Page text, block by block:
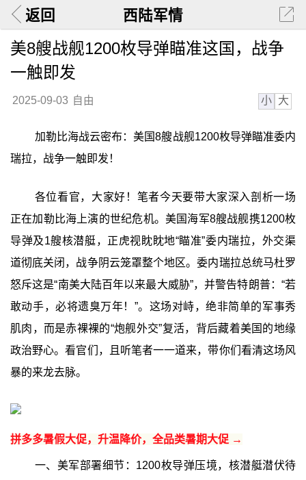
返回 西陆军情
美8艘战舰1200枚导弹瞄准这国，战争
一触即发
2025-09-03 自由 小 大
加勒比海战云密布：美国8艘战舰1200枚导弹瞄准委内
瑞拉，战争一触即发！
各位看官，大家好！笔者今天要带大家深入剖析一场
正在加勒比海上演的世纪危机。美国海军8艘战舰携1200枚
导弹及1艘核潜艇，正虎视眈眈地“瞄准”委内瑞拉，外交渠
道彻底关闭，战争阴云笼罩整个地区。委内瑞拉总统马杜罗
怒斥这是“南美大陆百年以来最大威胁”，并警告特朗普：“若
敢动手，必将遗臭万年！”。这场对峙，绝非简单的军事秀
肌肉，而是赤裸裸的“炮舰外交”复活，背后藏着美国的地缘
政治野心。看官们，且听笔者一一道来，带你们看清这场风
暴的来龙去脉。
拼多多暑假大促，升温降价，全品类暑期大促 →
一、美军部署细节：1200枚导弹压境，核潜艇潜伏待